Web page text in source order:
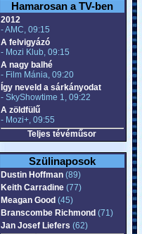
Hamarosan a TV-ben
2012
- AMC, 09:15
A felvigyázó
- Mozi Klub, 09:15
A nagy balhé
- Film Mánia, 09:20
Így neveld a sárkányodat
- SkyShowtime 1, 09:22
A zöldfülű
- Mozi+, 09:55
Teljes tévéműsor
Szülinaposok
Dustin Hoffman(89)
Keith Carradine(77)
Meagan Good (45)
Branscombe Richmond (71)
Jan Josef Liefers (62)